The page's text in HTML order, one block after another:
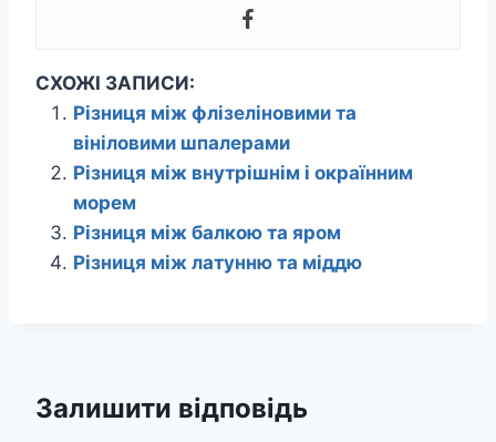
СХОЖІ ЗАПИСИ:
Різниця між флізеліновими та
вініловими шпалерами
Різниця між внутрішнім і окраїнним
морем
Різниця між балкою та яром
Різниця між латунню та міддю
Залишити відповідь